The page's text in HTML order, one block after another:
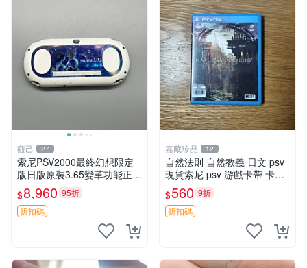
觀己 27
索尼PSV2000最終幻想限定
版日版原裝3.65變革功能正常
背面小劃痕磨損 實物圖可查
限量珍藏 畫集 游戲機
$8,960 95折
折扣碼
嘉藏珍品 12
自然法則 自然教義 日文 psv
現貨索尼 psv 游戲卡帶 卡盒
無損 版本外版 功能正常讀卡
關于質量：為避免糾紛，鑒寶
專家，收藏家和較真黨自行繞
$560 9折
折扣碼